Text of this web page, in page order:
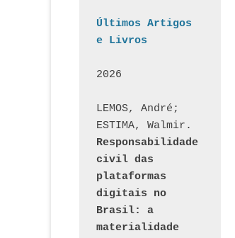
Últimos Artigos
e Livros
2026
LEMOS, André;
Responsabilidade
civil das
plataformas
digitais no
Brasil: a
materialidade